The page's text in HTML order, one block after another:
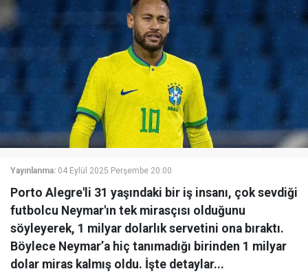
Yayınlanma: 04 Eylül 2025 Perşembe 20:00
Porto Alegre'li 31 yaşındaki bir iş insanı, çok sevdiği
futbolcu Neymar'ın tek mirasçısı olduğunu
söyleyerek, 1 milyar dolarlık servetini ona bıraktı.
Böylece Neymar’a hiç tanımadığı birinden 1 milyar
dolar miras kalmış oldu. İşte detaylar...